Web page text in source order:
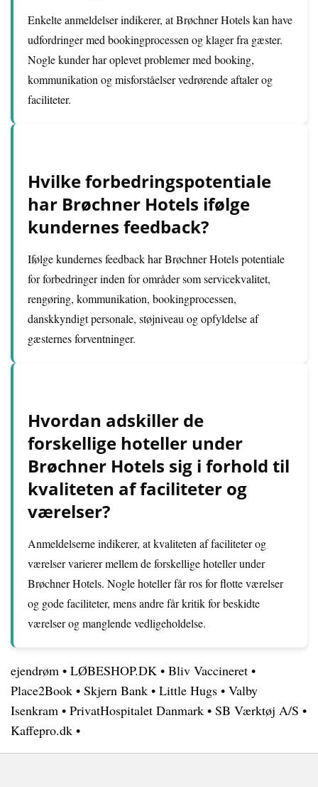
Enkelte anmeldelser indikerer, at Brøchner Hotels kan have
udfordringer med bookingprocessen og klager fra gæster.
Nogle kunder har oplevet problemer med booking,
kommunikation og misforståelser vedrørende aftaler og
faciliteter.
Hvilke forbedringspotentiale
har Brøchner Hotels ifølge
kundernes feedback?
Ifølge kundernes feedback har Brøchner Hotels potentiale
for forbedringer inden for områder som servicekvalitet,
rengøring, kommunikation, bookingprocessen,
danskkyndigt personale, støjniveau og opfyldelse af
gæsternes forventninger.
Hvordan adskiller de
forskellige hoteller under
Brøchner Hotels sig i forhold til
kvaliteten af faciliteter og
værelser?
Anmeldelserne indikerer, at kvaliteten af faciliteter og
værelser varierer mellem de forskellige hoteller under
Brøchner Hotels. Nogle hoteller får ros for flotte værelser
og gode faciliteter, mens andre får kritik for beskidte
værelser og manglende vedligeholdelse.
ejendrøm • LØBESHOP.DK • Bliv Vaccineret •
Place2Book • Skjern Bank • Little Hugs • Valby
Isenkram • PrivatHospitalet Danmark • SB Værktøj A/S •
Kaffepro.dk •